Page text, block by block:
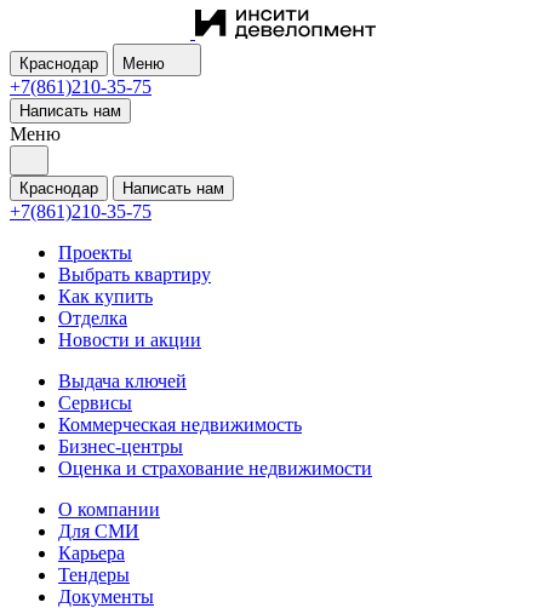
Краснодар Меню
+7(861)210-35-75
Написать нам
Меню
Краснодар Написать нам
+7(861)210-35-75
Проекты
Выбрать квартиру
Как купить
Отделка
Новости и акции
Выдача ключей
Сервисы
Коммерческая недвижимость
Бизнес-центры
Оценка и страхование недвижимости
О компании
Для СМИ
Карьера
Тендеры
Документы